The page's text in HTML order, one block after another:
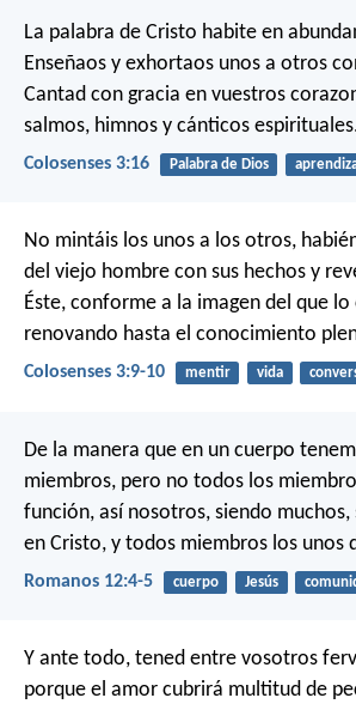
La palabra de Cristo habite en
Enseñaos y exhortaos unos a otros
Cantad con gracia en vuestros
salmos, himnos y cánticos
Colosenses 3:16 Palabra de Dios
No mintáis los unos a los otros,
del viejo hombre con sus hechos y
Éste, conforme a la imagen del que lo
renovando hasta el conocimiento
Colosenses 3:9-10 mentir vida
De la manera que en un cuerpo
miembros, pero no todos los
función, así nosotros, siendo muchos,
en Cristo, y todos miembros los unos
Romanos 12:4-5 cuerpo Jesús
Y ante todo, tened entre vosotros
porque el amor cubrirá multitud de